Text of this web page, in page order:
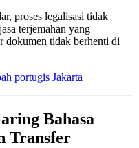
proses legalisasi tidak
terjemahan yang
dokumen tidak berhenti di
portugis Jakarta
Bahasa
Transfer